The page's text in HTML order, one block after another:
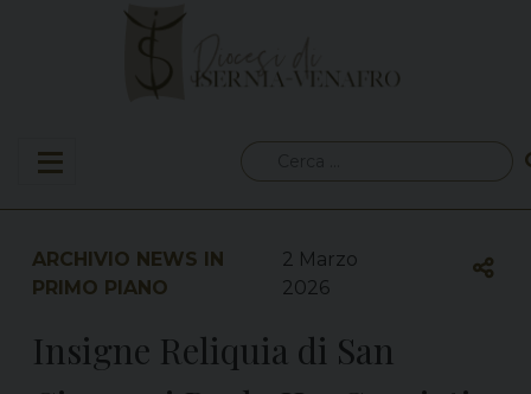
per:
ARCHIVIO NEWS IN
PRIMO PIANO
2 Marzo
2026
Insigne Reliquia di San